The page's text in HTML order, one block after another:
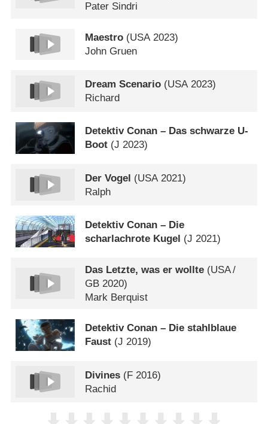
Pater Sindri
Maestro (USA2023)
John Gruen
Dream Scenario (USA2023)
Richard
Detektiv Conan – Das schwarze U-
Boot (J 2023)
Der Vogel (USA 2021)
Ralph
Detektiv Conan – Die
scharlachrote Kugel (J 2021)
Das Letzte, was er wollte (USA/
GB 2020)
Mark Berquist
Detektiv Conan – Die stahlblaue
Faust (J 2019)
Divines (F 2016)
Rachid